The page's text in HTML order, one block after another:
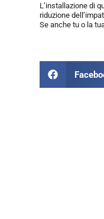
L’installazione di
riduzione
Se anche tu o la